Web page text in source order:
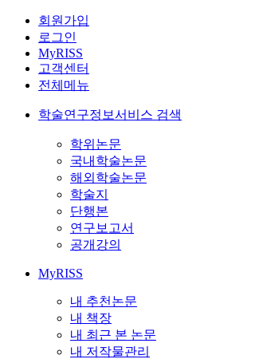
회원가입
로그인
MyRISS
고객센터
전체메뉴
학술연구정보서비스 검색
학위논문
국내학술논문
해외학술논문
학술지
단행본
연구보고서
공개강의
MyRISS
내 추천논문
내 책장
내 최근 본 논문
내 저작물관리